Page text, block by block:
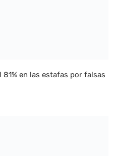
en las estafas por falsas